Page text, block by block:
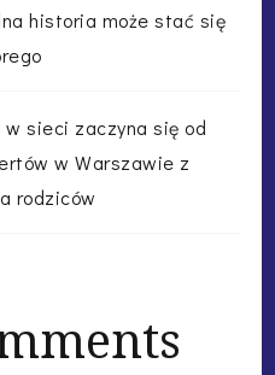
historia może stać się
sieci zaczyna się od
w Warszawie z
rodziców